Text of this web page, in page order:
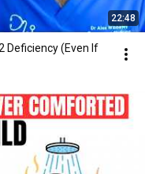
22:48
Deficiency (Even If